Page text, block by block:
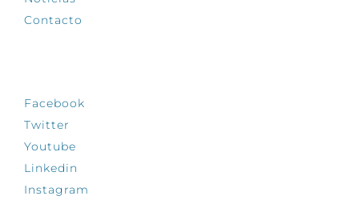
Contacto
Facebook
Twitter
Youtube
Linkedin
Instagram